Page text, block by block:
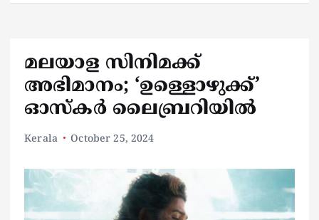
മലയാള സിനിമക്ക്
അഭിമാനം; ‘ഉള്ളൊഴുക്ക്’
ഓസ്‌കർ ലൈബ്രറിയിൽ
Kerala October 25, 2024